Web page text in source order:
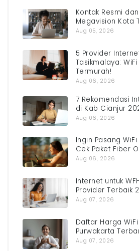
Kontak Resmi
Megavision Kota
Aug 05, 2026
5 Provider
Tasikmalaya:
Termurah!
Aug 06, 2026
7 Rekomendasi
di Kab Cianjur
Aug 06, 2026
Ingin Pasang
Cek Paket Fiber
Aug 06, 2026
Internet untuk
Provider Terbaik
Aug 07, 2026
Daftar Harga
Purwakarta
Aug 07, 2026